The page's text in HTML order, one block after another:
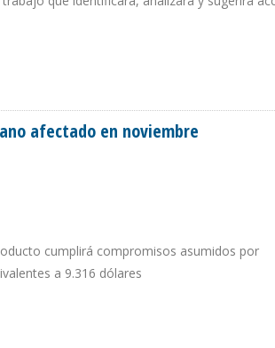
afectado en noviembre
cumplirá compromisos asumidos por
a 9.316 dólares